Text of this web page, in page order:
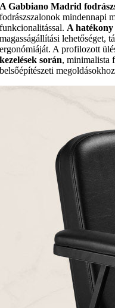
A Gabbiano Madrid
fodrászszalonok mindennapi
funkcionalitással. A
magasságállítási lehetőséget,
ergonómiáját. A profilozott
kezelések során, minimalista
belsőépítészeti